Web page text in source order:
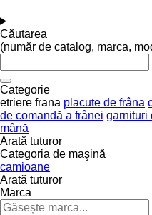
Căutarea
(număr de catalog, marca,
Categorie
etriere frana placute de frâna
de comandă a frânei garnituri
mână
Arată tuturor
Categoria de maşină
camioane
Arată tuturor
Marca